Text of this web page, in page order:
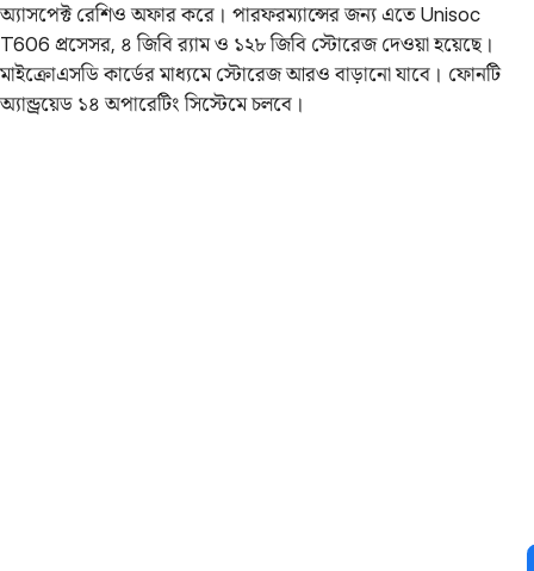
অ্যাসপেক্ট রেশিও অফার করে। পারফরম্যান্সের জন্য এতে Unisoc
T606 প্রসেসর, ৪ জিবি র‍্যাম ও ১২৮ জিবি স্টোরেজ দেওয়া হয়েছে।
মাইক্রোএসডি কার্ডের মাধ্যমে স্টোরেজ আরও বাড়ানো যাবে। ফোনটি
অ্যান্ড্রয়েড ১৪ অপারেটিং সিস্টেমে চলবে।